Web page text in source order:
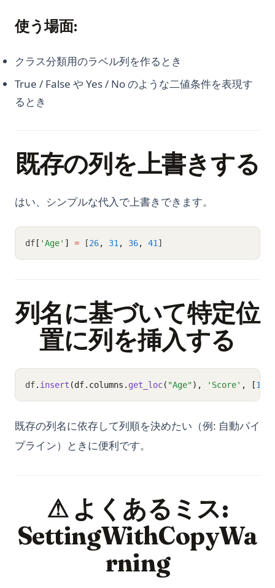
使う場面:
クラス分類用のラベル列を作るとき
True / False や Yes / No のような二値条件を表現す
るとき
既存の列を上書きする
はい、シンプルな代入で上書きできます。
df [ 'Age' ] = [26, 31 , 36, 41 ]
列名に基づいて特定位
置に列を挿入する
df. insert (df.columns. get_loc( "Age"), 'Score' , [1
既存の列名に依存して列順を決めたい（例: 自動パイ
プライン）ときに便利です。
⚠ よくあるミス:
SettingWithCopyWa
rning